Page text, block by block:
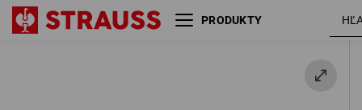
PRODUKTY
3/4 pracovné jazzové nohavice